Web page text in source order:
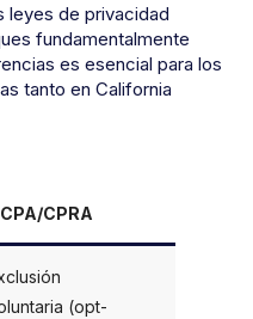
leyes de privacidad
fundamentalmente
es esencial para los
tanto en California
CPRA
(opt-